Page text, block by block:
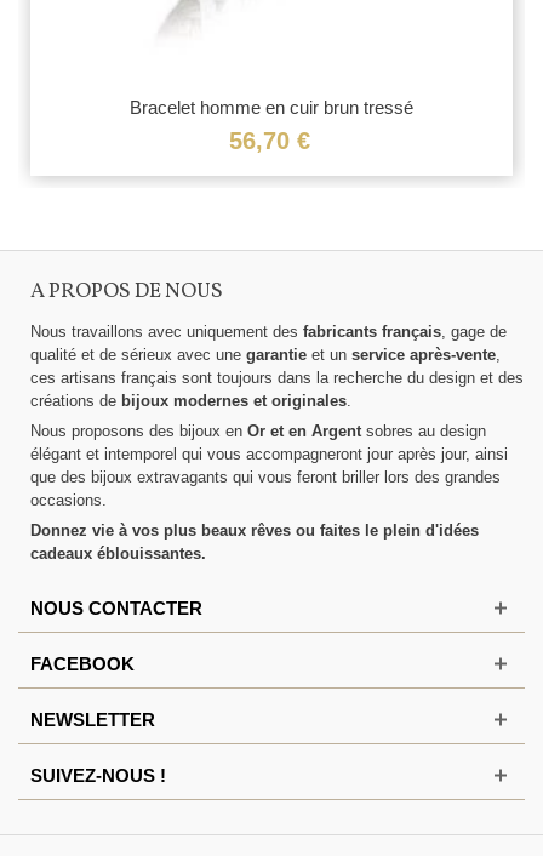
Bracelet homme en cuir brun tressé
56,70 €
A PROPOS DE NOUS
Nous travaillons avec uniquement des fabricants français , gage de
qualité et de sérieux avec une garantie et un service après-vente
ces artisans français sont toujours dans la recherche du design et des
créations de bijoux modernes et originales
Nous proposons des bijoux en Or et en Argent sobres au design
élégant et intemporel qui vous accompagneront jour après jour, ainsi
que des bijoux extravagants qui vous feront briller lors des grandes
occasions.
Donnez vie à vos plus beaux rêves ou faites le plein d'idées
cadeaux éblouissantes.
NOUS CONTACTER
FACEBOOK
NEWSLETTER
SUIVEZ-NOUS !